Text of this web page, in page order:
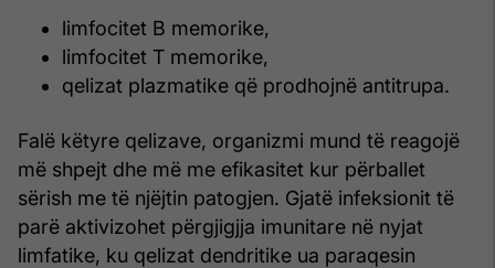
limfocitet B memorike,
limfocitet T memorike,
qelizat plazmatike që prodhojnë antitrupa.
Falë këtyre qelizave, organizmi mund të reagojë
më shpejt dhe më me efikasitet kur përballet
sërish me të njëjtin patogjen. Gjatë infeksionit të
parë aktivizohet përgjigjja imunitare në nyjat
limfatike, ku qelizat dendritike ua paraqesin